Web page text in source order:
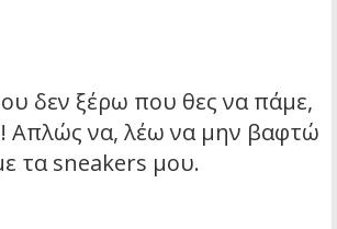
δεν ξέρω που θες να πάμε,
Απλώς να, λέω να μην βαφτώ
τα sneakers μου.